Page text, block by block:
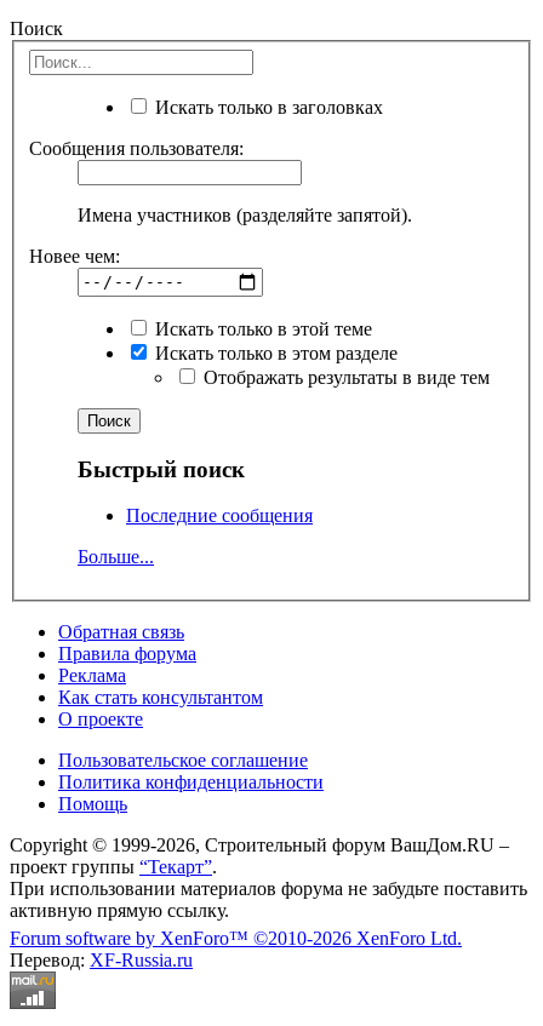
Поиск
Искать только в заголовках
Сообщения пользователя:
Имена участников (разделяйте запятой).
Новее чем:
Искать только в этой теме
Искать только в этом разделе
Отображать результаты в виде тем
Быстрый поиск
Последние сообщения
Больше...
Обратная связь
Правила форума
Реклама
Как стать консультантом
О проекте
Пользовательское соглашение
Политика конфиденциальности
Помощь
Copyright © 1999-2026, Строительный форум ВашДом.RU –
проект группы “Текарт”.
При использовании материалов форума не забудьте поставить
активную прямую ссылку.
Forum software by XenForo™ ©2010-2026 XenForo Ltd.
Перевод: XF-Russia.ru